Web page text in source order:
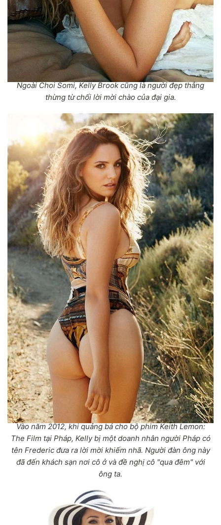
Ngoài Choi Somi, Kelly Brook cũng là người đẹp thẳng
thừng từ chối lời mời chào của đại gia.
Vào năm 2012, khi quảng bá cho bộ phim Keith Lemon:
The Film tại Pháp, Kelly bị một doanh nhân người Pháp có
tên Frederic đưa ra lời mời khiếm nhã. Người đàn ông này
đã đến khách sạn nơi cô ở và đề nghị cô "qua đêm" với
ông ta.